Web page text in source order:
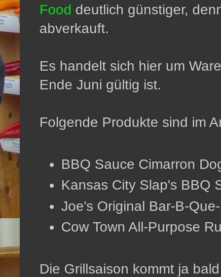
Food deutlich günstiger,
abverkauft.
Es handelt sich hier um
Ende Juni gültig ist.
Folgende Produkte sind im
BBQ Sauce Cimarron
Kansas City Slap's
Joe's Original Bar-B-
Cow Town All-
Die Grillsaison kommt ja